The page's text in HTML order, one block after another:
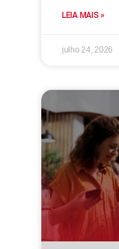
LEIA MAIS »
julho 24, 2026